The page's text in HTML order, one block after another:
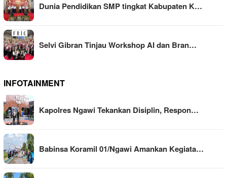
Dunia Pendidikan SMP tingkat Kabupaten K…
Selvi Gibran Tinjau Workshop AI dan Bran…
INFOTAINMENT
Kapolres Ngawi Tekankan Disiplin, Respon…
Babinsa Koramil 01/Ngawi Amankan Kegiata…